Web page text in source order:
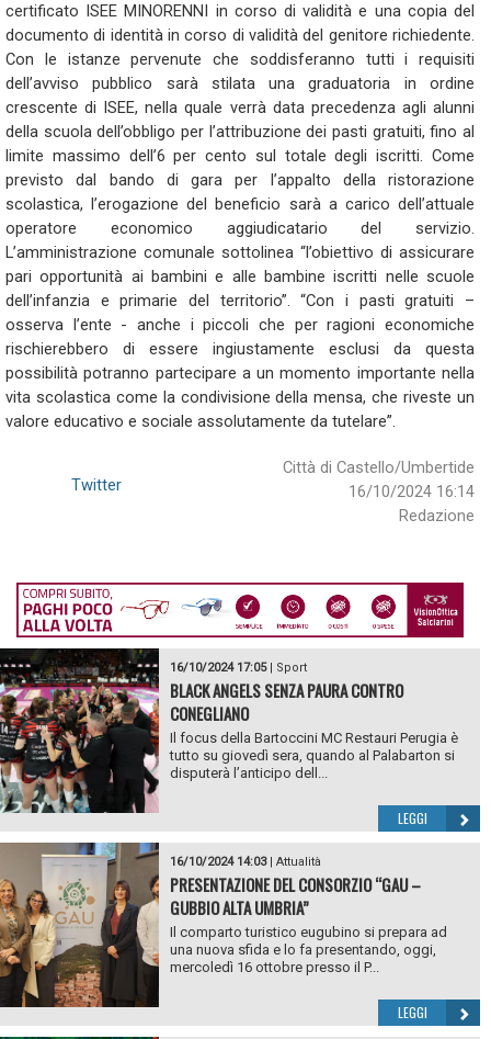
certificato ISEE MINORENNI in corso di validità e una copia del
documento di identità in corso di validità del genitore richiedente.
Con le istanze pervenute che soddisferanno tutti i requisiti
dell’avviso pubblico sarà stilata una graduatoria in ordine
crescente di ISEE, nella quale verrà data precedenza agli alunni
della scuola dell’obbligo per l’attribuzione dei pasti gratuiti, fino al
limite massimo dell’6 per cento sul totale degli iscritti. Come
previsto dal bando di gara per l’appalto della ristorazione
scolastica, l’erogazione del beneficio sarà a carico dell’attuale
operatore economico aggiudicatario del servizio.
L’amministrazione comunale sottolinea “l’obiettivo di assicurare
pari opportunità ai bambini e alle bambine iscritti nelle scuole
dell’infanzia e primarie del territorio”. “Con i pasti gratuiti –
osserva l’ente - anche i piccoli che per ragioni economiche
rischierebbero di essere ingiustamente esclusi da questa
possibilità potranno partecipare a un momento importante nella
vita scolastica come la condivisione della mensa, che riveste un
valore educativo e sociale assolutamente da tutelare”.
Città di Castello/Umbertide
16/10/2024 16:14
Redazione
Twitter
16/10/2024 17:05| Sport
BLACK ANGELS SENZA PAURA CONTRO
CONEGLIANO
Il focus della Bartoccini MC Restauri Perugia è
tutto su giovedì sera, quando al Palabarton si
disputerà l’anticipo dell...
LEGGI
16/10/2024 14:03| Attualità
PRESENTAZIONE DEL CONSORZIO “GAU –
GUBBIO ALTA UMBRIA”
Il comparto turistico eugubino si prepara ad
una nuova sfida e lo fa presentando, oggi,
mercoledì 16 ottobre presso il P...
LEGGI